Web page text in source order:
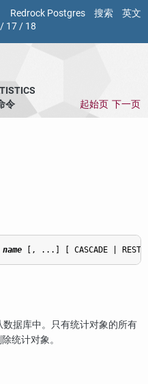
Redrock Postgres 搜索
英文
/ 17/ 18
令 起始页 下一页
name
据库中。只有统计对象的所有
统计对象。